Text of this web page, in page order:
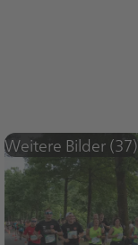
Weitere Bilder (37)